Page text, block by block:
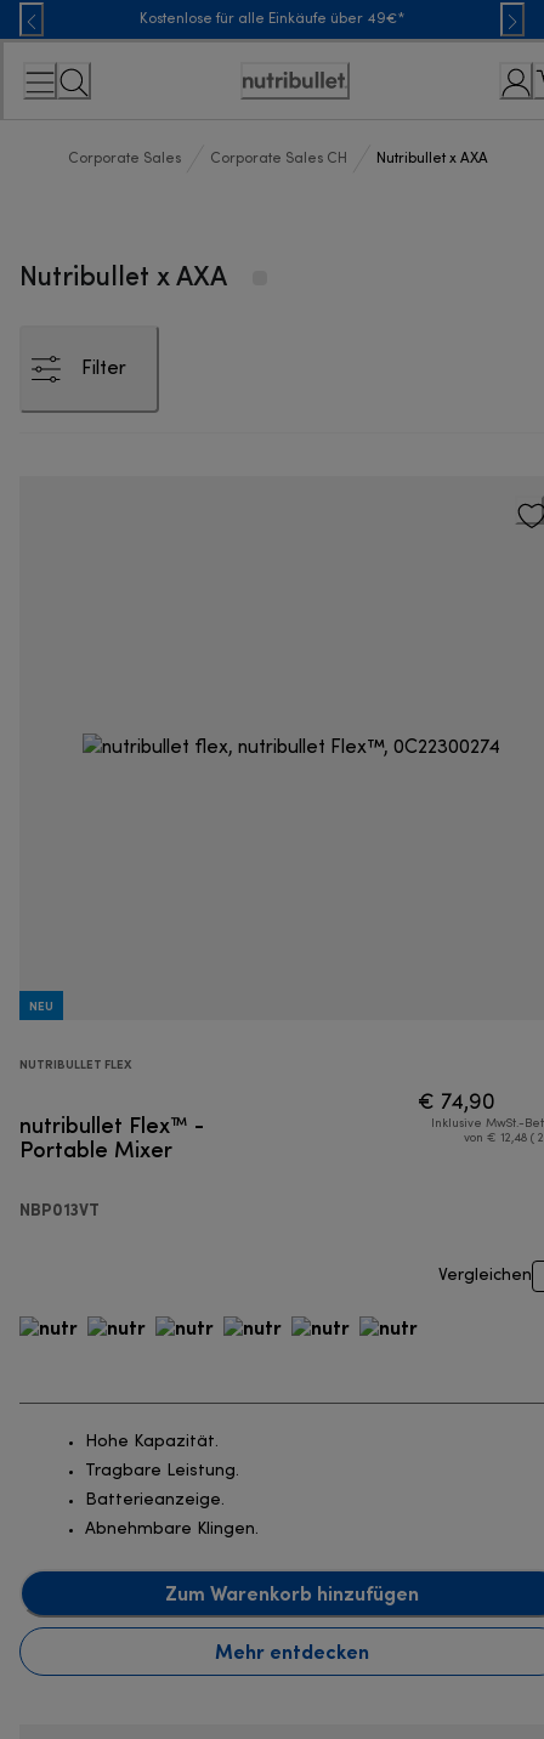
Skip
to
Content
Kostenlose für alle Einkäufe über 49€*
Erklärung
Zugänglichkeit
Corporate Sales Corporate Sales CH Nutribullet x AXA
Nutribullet x AXA
Filter
NEU
NUTRIBULLET FLEX
nutribullet Flex™ -
Portable Mixer
NBP013VT
€ 74,90
Inklusive MwSt.-
von € 12,48 (
Vergleichen
Hohe Kapazität.
Tragbare Leistung.
Batterieanzeige.
Abnehmbare Klingen.
Zum Warenkorb hinzufügen
Mehr entdecken